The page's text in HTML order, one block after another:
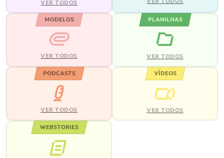
VER TODOS
MODELOS
VER TODOS
PLANILHAS
VER TODOS
PODCASTS
VER TODOS
VÍDEOS
VER TODOS
WEBSTORIES